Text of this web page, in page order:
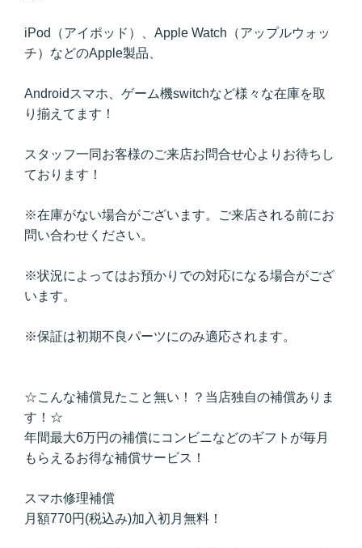
iPod（アイポッド）、Apple Watch（アップルウォッ
チ）などのApple製品、
Androidスマホ、ゲーム機switchなど様々な在庫を取
り揃えてます！
スタッフ一同お客様のご来店お問合せ心よりお待ちし
ております！
※在庫がない場合がございます。ご来店される前にお
問い合わせください。
※状況によってはお預かりでの対応になる場合がござ
います。
※保証は初期不良パーツにのみ適応されます。
☆こんな補償見たこと無い！？当店独自の補償ありま
す！☆
年間最大6万円の補償にコンビニなどのギフトが毎月
もらえるお得な補償サービス！
スマホ修理補償
月額770円(税込み)加入初月無料！